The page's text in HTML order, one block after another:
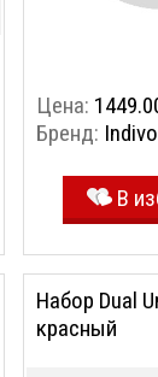
Цена:
Бренд: Indivo
В
Набор Dual
красный